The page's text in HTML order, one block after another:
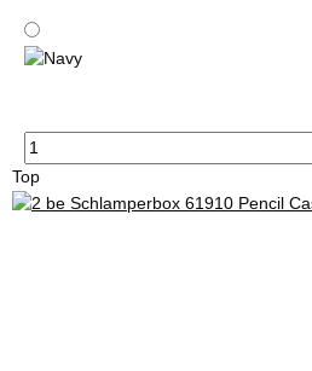
Blue 055
Top